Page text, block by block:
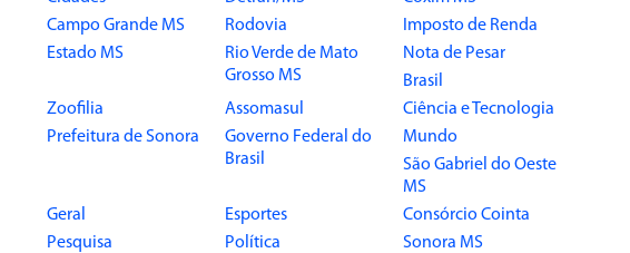
Campo Grande MS
Rodovia
Imposto de Renda
Estado MS
Rio Verde de Mato
Grosso MS
Nota de Pesar
Brasil
Zoofilia
Assomasul
Ciência e Tecnologia
Prefeitura de Sonora
Governo Federal do
Brasil
Mundo
São Gabriel do Oeste
MS
Geral
Esportes
Consórcio Cointa
Pesquisa
Política Sonora MS